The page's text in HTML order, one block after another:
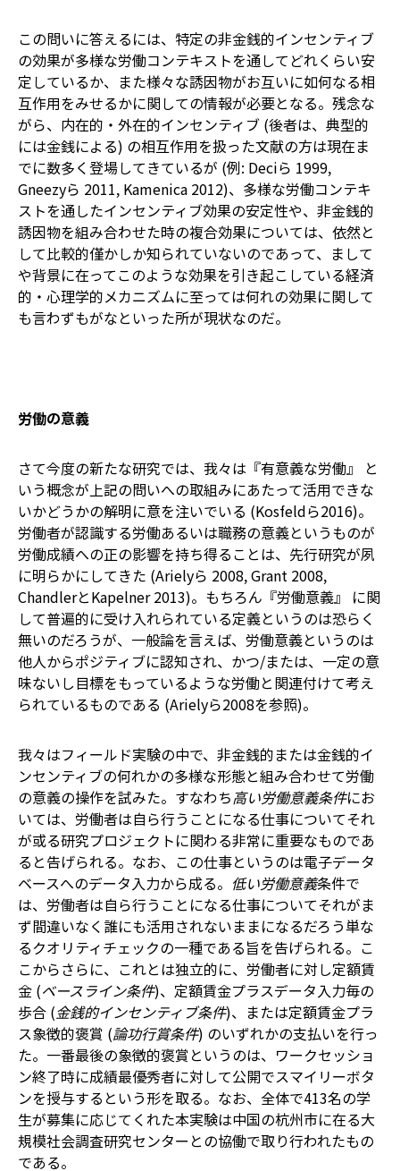
この問いに答えるには、特定の非金銭的インセンティブ
の効果が多様な労働コンテキストを通してどれくらい安
定しているか、また様々な誘因物がお互いに如何なる相
互作用をみせるかに関しての情報が必要となる。残念な
がら、内在的・外在的インセンティブ (後者は、典型的
には金銭による) の相互作用を扱った文献の方は現在ま
でに数多く登場してきているが (例: Deciら 1999,
Gneezyら 2011, Kamenica 2012)、多様な労働コンテキ
ストを通したインセンティブ効果の安定性や、非金銭的
誘因物を組み合わせた時の複合効果については、依然と
して比較的僅かしか知られていないのであって、まして
や背景に在ってこのような効果を引き起こしている経済
的・心理学的メカニズムに至っては何れの効果に関して
も言わずもがなといった所が現状なのだ。
労働の意義
さて今度の新たな研究では、我々は『有意義な労働』 と
いう概念が上記の問いへの取組みにあたって活用できな
いかどうかの解明に意を注いでいる (Kosfeldら2016)。
労働者が認識する労働あるいは職務の意義というものが
労働成績への正の影響を持ち得ることは、先行研究が夙
に明らかにしてきた (Arielyら 2008, Grant 2008,
ChandlerとKapelner 2013)。もちろん『労働意義』 に関
して普遍的に受け入れられている定義というのは恐らく
無いのだろうが、一般論を言えば、労働意義というのは
他人からポジティブに認知され、かつ/または、一定の意
味ないし目標をもっているような労働と関連付けて考え
られているものである (Arielyら2008を参照)。
我々はフィールド実験の中で、非金銭的または金銭的イ
ンセンティブの何れかの多様な形態と組み合わせて労働
の意義の操作を試みた。すなわち高い労働意義条件にお
いては、労働者は自ら行うことになる仕事についてそれ
が或る研究プロジェクトに関わる非常に重要なものであ
ると告げられる。なお、この仕事というのは電子データ
ベースへのデータ入力から成る。 低い労働意義条件で
は、労働者は自ら行うことになる仕事についてそれがま
ず間違いなく誰にも活用されないままになるだろう単な
るクオリティチェックの一種である旨を告げられる。こ
こからさらに、これとは独立的に、労働者に対し定額賃
金 (ベースライン条件)、定額賃金プラスデータ入力毎の
歩合 (金銭的インセンティブ条件)、または定額賃金プラ
ス象徴的褒賞 (論功行賞条件) のいずれかの支払いを行っ
た。一番最後の象徴的褒賞というのは、ワークセッショ
ン終了時に成績最優秀者に対して公開でスマイリーボタ
ンを授与するという形を取る。なお、全体で413名の学
生が募集に応じてくれた本実験は中国の杭州市に在る大
規模社会調査研究センターとの協働で取り行われたもの
である。